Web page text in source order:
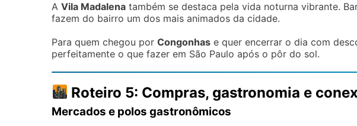
A Vila Madalena também se destaca pela vida noturna vibrante.
fazem do bairro um dos mais animados da cidade.
Para quem chegou por Congonhas e quer encerrar o dia com
perfeitamente o que fazer em São Paulo após o pôr do sol.
Roteiro 5: Compras, gastronomia e
Mercados e polos gastronômicos